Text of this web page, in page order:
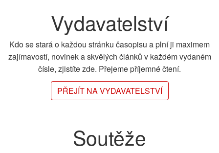
Vydavatelství
Kdo se stará o každou stránku časopisu a plní ji maximem
zajímavostí, novinek a skvělých článků v každém vydaném
čísle, zjistíte zde. Přejeme příjemné čtení.
PŘEJÍT NA VYDAVATELSTVÍ
Soutěže